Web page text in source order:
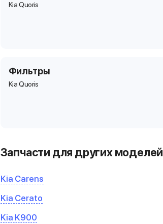
Kia Quoris
Фильтры
Kia Quoris
Запчасти для других моделей
Kia Carens
Kia Cerato
Kia K900